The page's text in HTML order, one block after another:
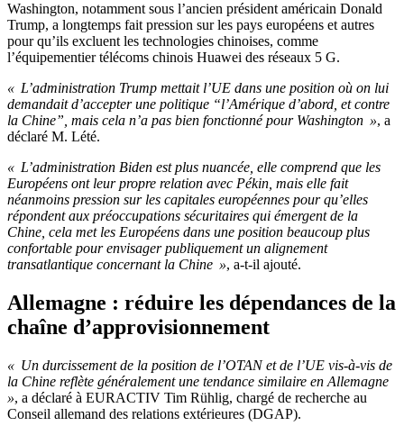
Washington, notamment sous l’ancien président américain Donald
Trump, a longtemps fait pression sur les pays européens et autres
pour qu’ils excluent les technologies chinoises, comme
l’équipementier télécoms chinois Huawei des réseaux 5 G.
« L’administration Trump mettait l’UE dans une position où on lui
demandait d’accepter une politique “l’Amérique d’abord, et contre
la Chine”, mais cela n’a pas bien fonctionné pour Washington », a
déclaré M. Lété.
« L’administration Biden est plus nuancée, elle comprend que les
Européens ont leur propre relation avec Pékin, mais elle fait
néanmoins pression sur les capitales européennes pour qu’elles
répondent aux préoccupations sécuritaires qui émergent de la
Chine, cela met les Européens dans une position beaucoup plus
confortable pour envisager publiquement un alignement
transatlantique concernant la Chine », a-t-il ajouté.
Allemagne : réduire les dépendances de la
chaîne d’approvisionnement
« Un durcissement de la position de l’OTAN et de l’UE vis-à-vis de
la Chine reflète généralement une tendance similaire en Allemagne
», a déclaré à EURACTIV Tim Rühlig, chargé de recherche au
Conseil allemand des relations extérieures (DGAP).